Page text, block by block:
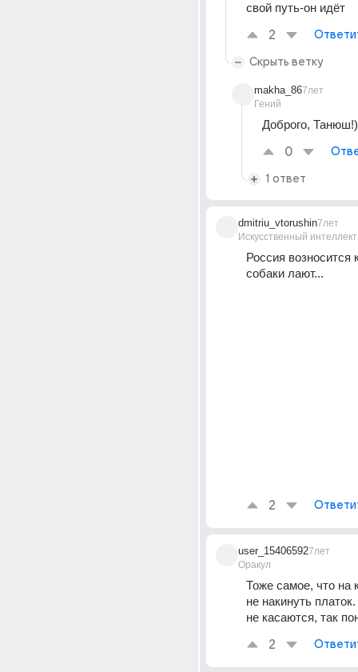
свой путь-он идёт
2
Скрыть ветку
makha_86
Гений
7лет
Доброго, Танюш!)
0
1 ответ
dmitriu_vtorushin
Искусственный интеллект
7лет
Россия возносится
собаки лают...
2
user_15406592
Оракул
7лет
Тоже самое, что на
не накинуть
не касаются, так
2